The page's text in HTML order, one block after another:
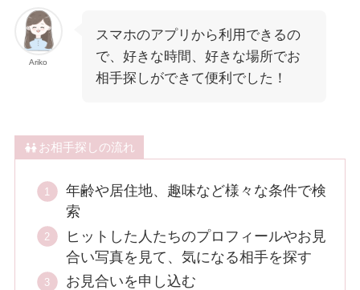
Ariko
スマホのアプリから利用できるの
で、好きな時間、好きな場所でお
相手探しができて便利でした！
お相手探しの流れ
年齢や居住地、趣味など様々な条件で検
索
ヒットした人たちのプロフィールやお見
合い写真を見て、気になる相手を探す
お見合いを申し込む